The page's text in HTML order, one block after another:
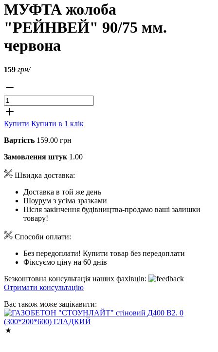
МУФТА жолоба
"РЕЙНВЕЙ" 90/75 мм.
червона
159 грн/
Купити Купити в 1 клік
Вартість 159.00 грн
Замовлення штук 1.00
Швидка доставка:
Доставка в той же день
Шоурум з усіма зразками
Після закінчення будівництва-продамо ваші залишки
товару!
Способи оплати:
Без передоплати! Купити товар без передоплати
Фіксуємо ціну на 60 днів
Безкоштовна консультація наших фахівців:
Отримати консультацію
Вас також може зацікавити: